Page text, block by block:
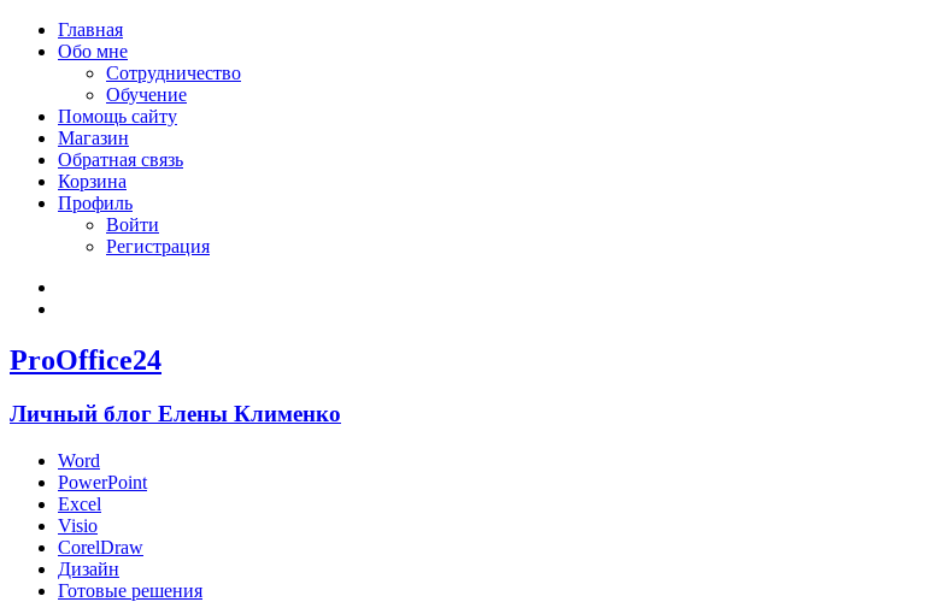
Главная
Обо мне
Сотрудничество
Обучение
Помощь сайту
Магазин
Обратная связь
Корзина
Профиль
Войти
Регистрация
ProOffice24
Личный блог Елены Клименко
Word
PowerPoint
Excel
Visio
CorelDraw
Дизайн
Готовые решения